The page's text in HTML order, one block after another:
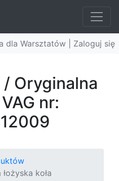
dla Warsztatów | Zaloguj się
/ Oryginalna
nr:
koła